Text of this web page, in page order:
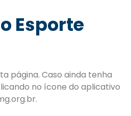
Esporte
página. Caso ainda tenha
no ícone do aplicativo